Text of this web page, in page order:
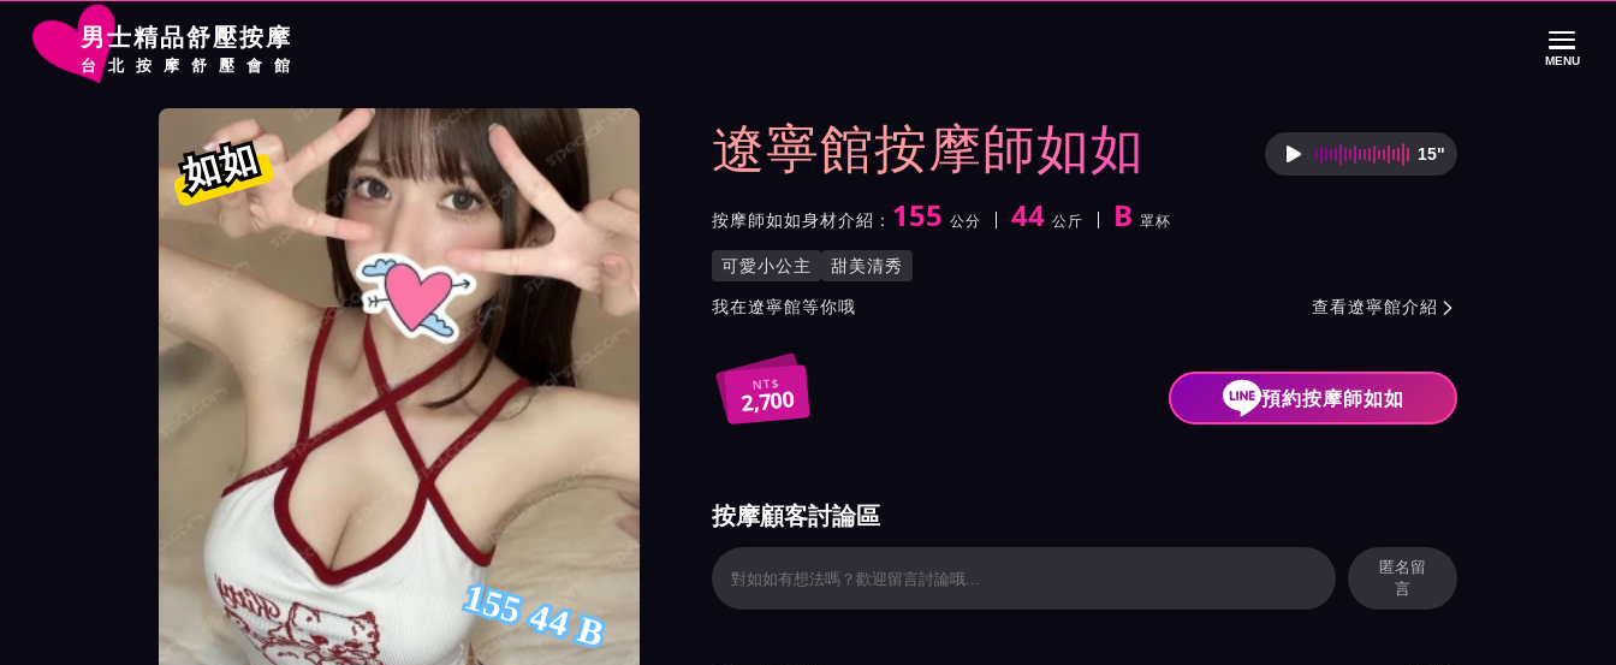
男士精品舒壓按摩
台北按摩舒壓會館 MENU
遼寧館按摩師如如詳細介紹
遼寧館按摩師如如 按摩師如如語音介
15"
按摩師如如身材介紹： 身高
155 公分
體重 44 公斤
罩杯 B 罩杯
按摩師如如服務風格與特色
可愛小公主 甜美清秀
按摩師如如所屬按摩會館介紹與班表
我在遼寧館等你哦 查看遼寧館介紹 
NT$
2,700 預約按摩師如如
遼寧館按摩師如如照片展示與影片介紹及客戶評價截屏
如如
155 44 B
按摩顧客討論區
匿名留
言